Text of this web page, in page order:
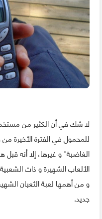
لا شك في أن الكثير من
للمحمول في الفترة الأخيرة
الغاضبة" و غيرها، إلا أنه قبل
الألعاب الشهيرة و ذات
جديد.